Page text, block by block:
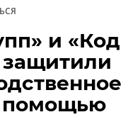
и «Код
защитили
помощью